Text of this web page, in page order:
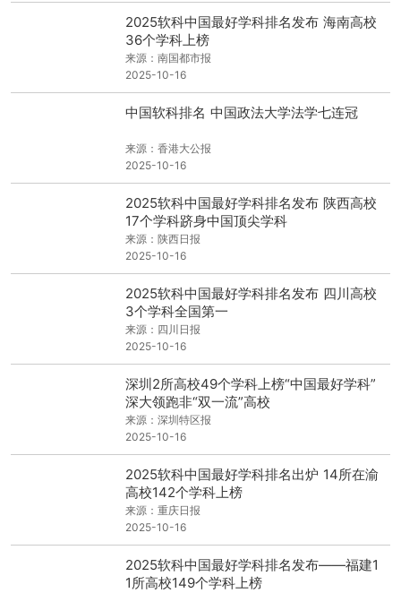
2025软科中国最好学科排名发布 海南高校
36个学科上榜
来源：南国都市报
2025-10-16
中国软科排名 中国政法大学法学七连冠
来源：香港大公报
2025-10-16
2025软科中国最好学科排名发布 陕西高校
17个学科跻身中国顶尖学科
来源：陕西日报
2025-10-16
2025软科中国最好学科排名发布 四川高校
3个学科全国第一
来源：四川日报
2025-10-16
深圳2所高校49个学科上榜“中国最好学科”
深大领跑非“双一流”高校
来源：深圳特区报
2025-10-16
2025软科中国最好学科排名出炉 14所在渝
高校142个学科上榜
来源：重庆日报
2025-10-16
2025软科中国最好学科排名发布——福建1
1所高校149个学科上榜